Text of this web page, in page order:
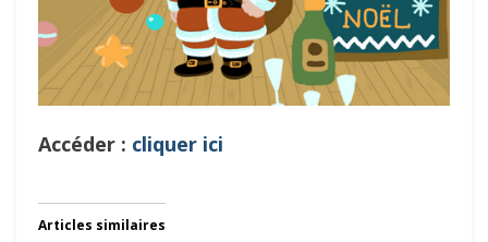
Accéder : cliquer ici
Articles similaires